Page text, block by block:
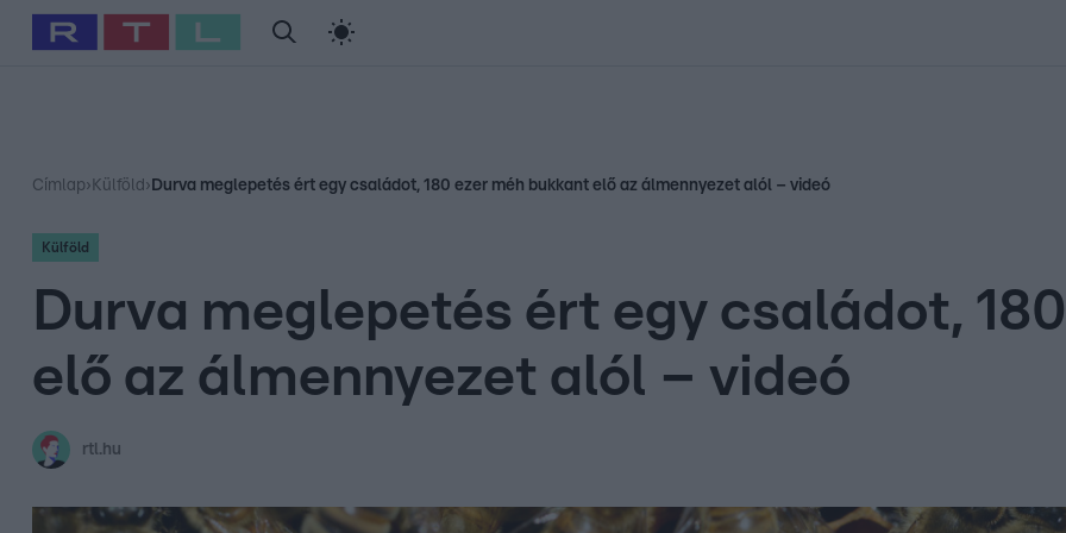
Babits Marcella Szellő István Most Wanted
Címlap› Külföld › Durva meglepetés ért egy családot, 180 ezer méh bukkant elő az álmennyezet alól – videó
Külföld
Durva meglepetés ért egy családot,
elő az álmennyezet alól – videó
rtl.hu